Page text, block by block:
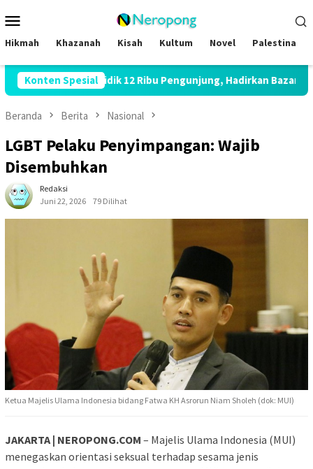
ke
kontenMobile
Hikmah Khazanah Kisah Kultum Novel Palestina
Konten Spesial
2026 Bidik 12 Ribu Pengunjung, Hadirkan Bazar Halal hingga
Beranda Berita Nasional
LGBT Pelaku Penyimpangan: Wajib
Disembuhkan
Redaksi
Juni 22, 2026
79 Dilihat
Ketua Majelis Ulama Indonesia bidang Fatwa KH Asrorun Niam Sholeh (dok: MUI)
JAKARTA | NEROPONG.COM – Majelis Ulama Indonesia (MUI)
menegaskan orientasi seksual terhadap sesama jenis